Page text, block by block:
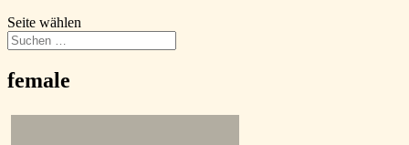
Seite wählen
female